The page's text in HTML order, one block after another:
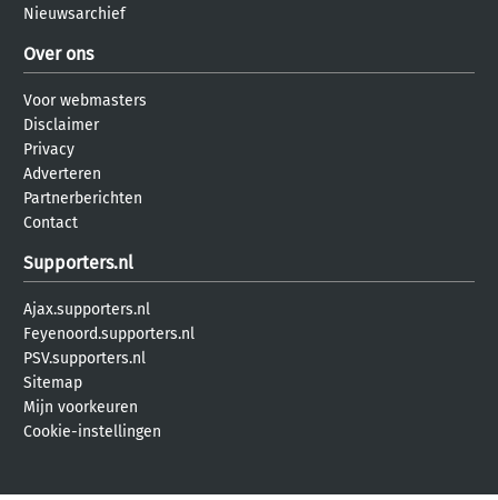
Nieuwsarchief
Over ons
Voor webmasters
Disclaimer
Privacy
Adverteren
Partnerberichten
Contact
Supporters.nl
Ajax.supporters.nl
Feyenoord.supporters.nl
PSV.supporters.nl
Sitemap
Mijn voorkeuren
Cookie-instellingen